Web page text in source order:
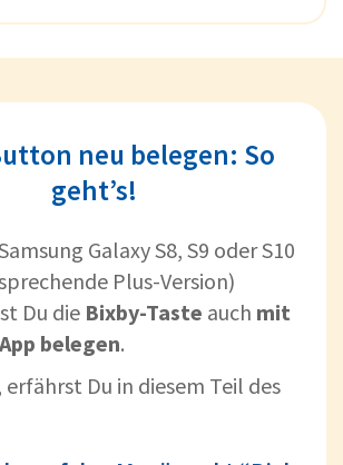
neu belegen: So
geht’s!
Galaxy S8, S9 oder S10
Plus-Version)
Du die Bixby-Taste auch mit
belegen.
erfährst Du in diesem Teil des